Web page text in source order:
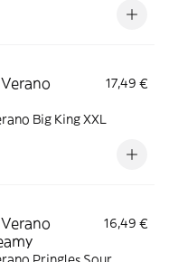
17,49 €
Big King XXL
16,49 €